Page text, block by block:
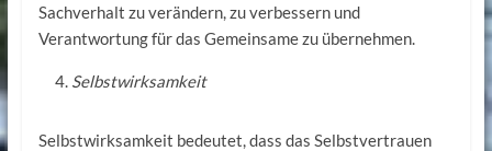
Sachverhalt zu verändern, zu verbessern und
Verantwortung für das Gemeinsame zu übernehmen.
Selbstwirksamkeit
Selbstwirksamkeit bedeutet, dass das Selbstvertrauen